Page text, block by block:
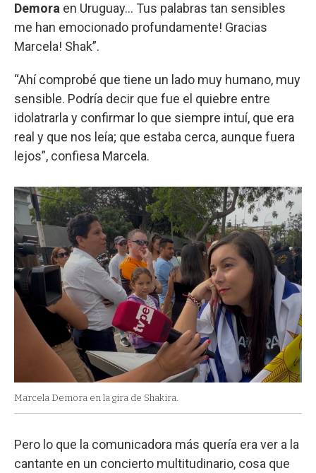
Demora en Uruguay… Tus palabras tan sensibles
me han emocionado profundamente! Gracias
Marcela! Shak”.
“Ahí comprobé que tiene un lado muy humano, muy
sensible. Podría decir que fue el quiebre entre
idolatrarla y confirmar lo que siempre intuí, que era
real y que nos leía; que estaba cerca, aunque fuera
lejos”, confiesa Marcela.
Marcela Demora en la gira de Shakira.
Pero lo que la comunicadora más quería era ver a la
cantante en un concierto multitudinario, cosa que